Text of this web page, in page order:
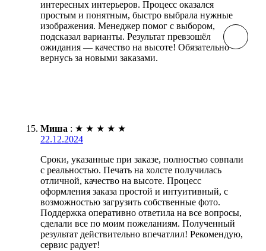
интересных интерьеров. Процесс оказался
простым и понятным, быстро выбрала нужные
изображения. Менеджер помог с выбором,
подсказал варианты. Результат превзошёл
ожидания — качество на высоте! Обязательно
вернусь за новыми заказами.
Миша : ★ ★ ★ ★ ★
22.12.2024
Сроки, указанные при заказе, полностью совпали
с реальностью. Печать на холсте получилась
отличной, качество на высоте. Процесс
оформления заказа простой и интуитивный, с
возможностью загрузить собственные фото.
Поддержка оперативно ответила на все вопросы,
сделали все по моим пожеланиям. Полученный
результат действительно впечатлил! Рекомендую,
сервис радует!